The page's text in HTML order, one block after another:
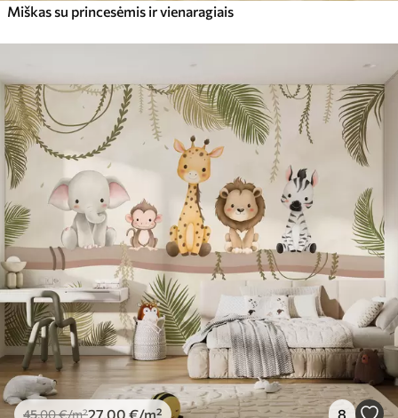
Miškas su princesėmis ir vienaragiais
45.00€/m²27 .00 €/m² 8